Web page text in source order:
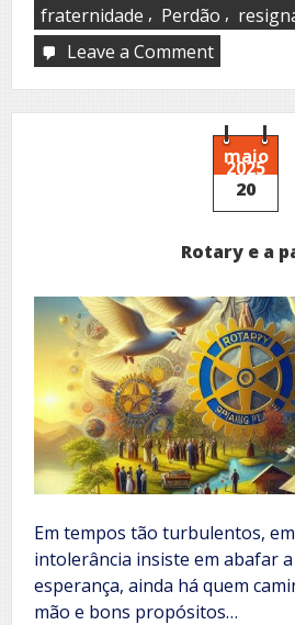
fraternidade , Perdão ,
Leave a Commenton
da
maio
2025
20
Rotary e a
Em tempos tão turbulentos,
intolerância insiste em abafar
esperança, ainda há quem
mão e bons propósitos…